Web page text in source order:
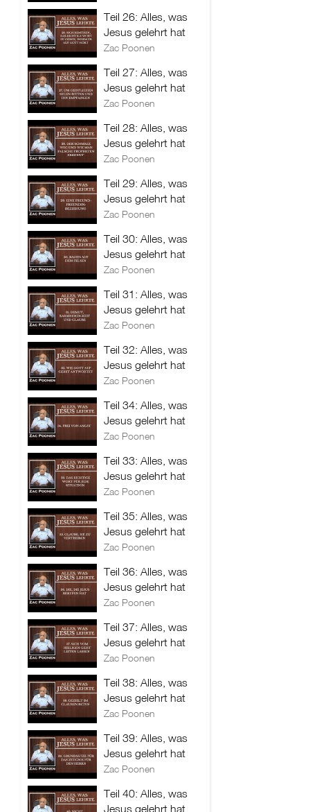
Teil 26: Alles, was
Jesus gelehrt hat
Zac Poonen
Teil 27: Alles, was
Jesus gelehrt hat
Zac Poonen
Teil 28: Alles, was
Jesus gelehrt hat
Zac Poonen
Teil 29: Alles, was
Jesus gelehrt hat
Zac Poonen
Teil 30: Alles, was
Jesus gelehrt hat
Zac Poonen
Teil 31: Alles, was
Jesus gelehrt hat
Zac Poonen
Teil 32: Alles, was
Jesus gelehrt hat
Zac Poonen
Teil 34: Alles, was
Jesus gelehrt hat
Zac Poonen
Teil 33: Alles, was
Jesus gelehrt hat
Zac Poonen
Teil 35: Alles, was
Jesus gelehrt hat
Zac Poonen
Teil 36: Alles, was
Jesus gelehrt hat
Zac Poonen
Teil 37: Alles, was
Jesus gelehrt hat
Zac Poonen
Teil 38: Alles, was
Jesus gelehrt hat
Zac Poonen
Teil 39: Alles, was
Jesus gelehrt hat
Zac Poonen
Teil 40: Alles, was
Jesus gelehrt hat